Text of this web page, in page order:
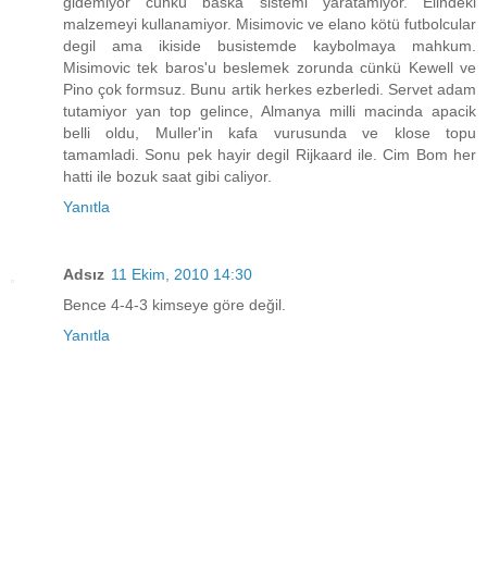
malzemeyi kullanamiyor. Misimovic ve elano kötü futbolcular
degil ama ikiside busistemde kaybolmaya mahkum.
Misimovic tek baros'u beslemek zorunda cünkü Kewell ve
Pino çok formsuz. Bunu artik herkes ezberledi. Servet adam
tutamiyor yan top gelince, Almanya milli macinda apacik
belli oldu, Muller'in kafa vurusunda ve klose topu
tamamladi. Sonu pek hayir degil Rijkaard ile. Cim Bom her
hatti ile bozuk saat gibi caliyor.
Yanıtla
Adsız 11 Ekim, 2010 14:30
Bence 4-4-3 kimseye göre değil.
Yanıtla